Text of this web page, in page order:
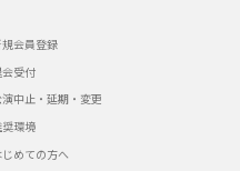
会員登録
受付
中止・延期・変更
環境
じめての方へ